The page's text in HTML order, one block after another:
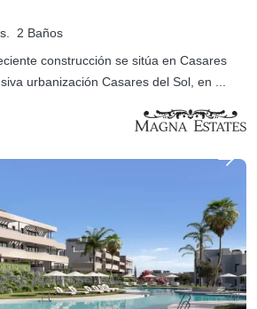
2 Baños
construcción se sitúa en Casares
urbanización Casares del Sol, en ...